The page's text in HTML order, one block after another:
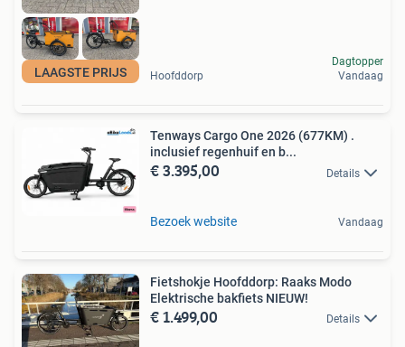
LAAGSTE PRIJS Hoofddorp
Dagtopper
Vandaag
Tenways Cargo One 2026 (677KM) .
inclusief regenhuif en b...
€ 3.395,00 Details
Bezoek website Vandaag
Fietshokje Hoofddorp: Raaks Modo
Elektrische bakfiets NIEUW!
€ 1.499,00 Details